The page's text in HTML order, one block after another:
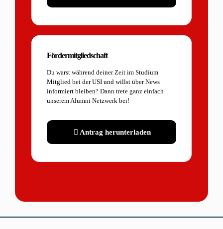
Fördermitgliedschaft
Du warst während deiner Zeit im Studium
Mitglied bei der USI und willst über News
informiert bleiben? Dann trete ganz einfach
unserem Alumni Netzwerk bei!
Antrag herunterladen